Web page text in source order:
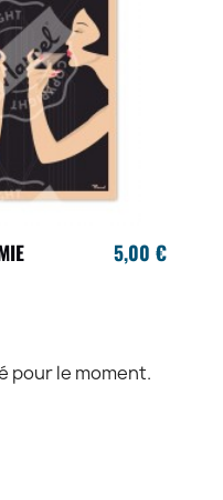
5,00 €
pour le moment.